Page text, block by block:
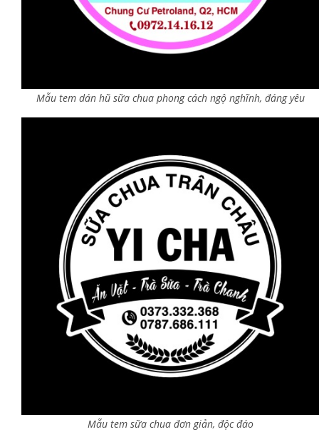
Mẫu tem dán hũ sữa chua phong cách ngộ nghĩnh, đáng yêu
Mẫu tem sữa chua đơn giản, độc đáo